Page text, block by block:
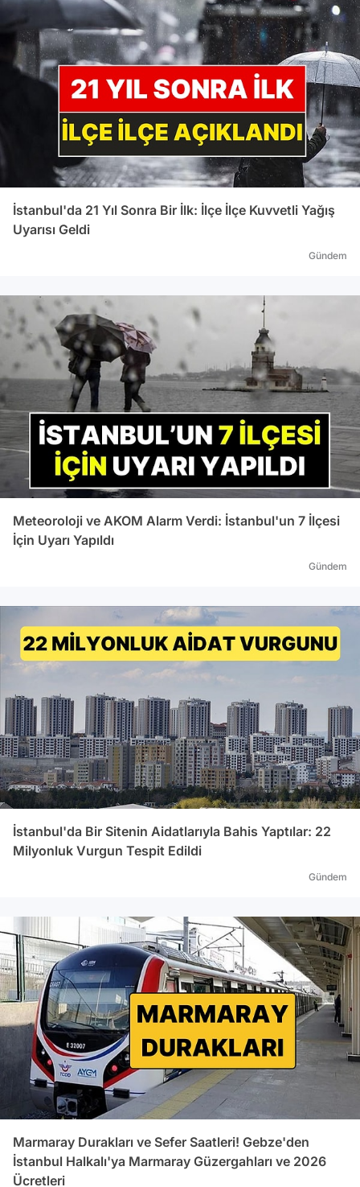
İstanbul'da 21 Yıl Sonra Bir İlk: İlçe İlçe Kuvvetli Yağış
Uyarısı Geldi
Gündem
Meteoroloji ve AKOM Alarm Verdi: İstanbul'un 7 İlçesi
İçin Uyarı Yapıldı
Gündem
İstanbul'da Bir Sitenin Aidatlarıyla Bahis Yaptılar: 22
Milyonluk Vurgun Tespit Edildi
Gündem
Marmaray Durakları ve Sefer Saatleri! Gebze'den
İstanbul Halkalı'ya Marmaray Güzergahları ve 2026
Ücretleri